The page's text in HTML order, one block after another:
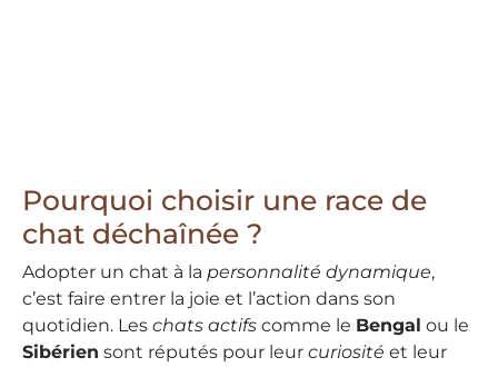
Pourquoi choisir une race de
chat déchaînée ?
Adopter un chat à la personnalité dynamique,
c’est faire entrer la joie et l’action dans son
quotidien. Les chats actifs comme le Bengal ou le
Sibérien sont réputés pour leur curiosité et leur